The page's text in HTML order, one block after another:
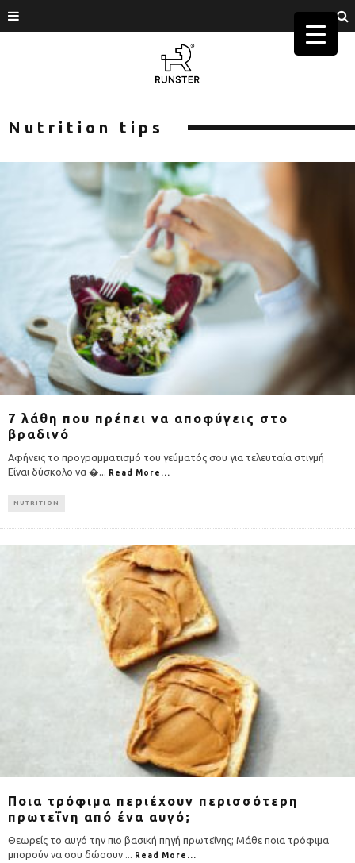
Nutrition tips
7 λάθη που πρέπει να αποφύγεις στο
βραδινό
Αφήνεις το προγραμματισμό του γεύματός σου για τελευταία στιγμή
Είναι δύσκολο να �... Read More...
NUTRITION
Ποια τρόφιμα περιέχουν περισσότερη
πρωτεΐνη από ένα αυγό;
Θεωρείς το αυγό την πιο βασική πηγή πρωτεΐνης; Μάθε ποια τρόφιμα
μπορούν να σου δώσουν ... Read More...